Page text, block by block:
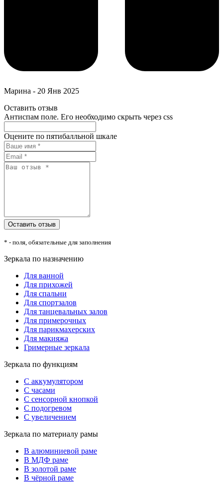
Марина - 20 Янв 2025
Оставить отзыв
Антиспам поле. Его необходимо скрыть через css
Оцените по пятибалльной шкале
* - поля, обязательные для заполнения
Зеркала по назначению
Для ванной
Для прихожей
Для спальни
Для спортзалов
Для танцевальных залов
Для примерочных
Для парикмахерских
Для макияжа
Гримерные зеркала
Зеркала по функциям
С аккумулятором
С часами
С сенсорной кнопкой
С подогревом
С увеличением
Зеркала по материалу рамы
В алюминиевой раме
В МДФ раме
В золотой раме
В чёрной раме